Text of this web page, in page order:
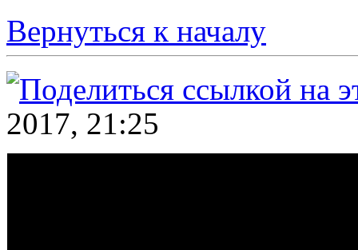
Вернуться к началу
2017, 21:25